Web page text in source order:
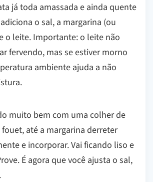
já toda amassada e ainda quente
o sal, a margarina (ou
o leite. Importante: o leite não
fervendo, mas se estiver morno
ambiente ajuda a não
muito bem com uma colher de
até a margarina derreter
e incorporar. Vai ficando liso e
É agora que você ajusta o sal,